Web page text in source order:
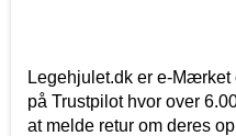
Legehjulet.dk er e-
på Trustpilot hvor over
at melde retur om deres